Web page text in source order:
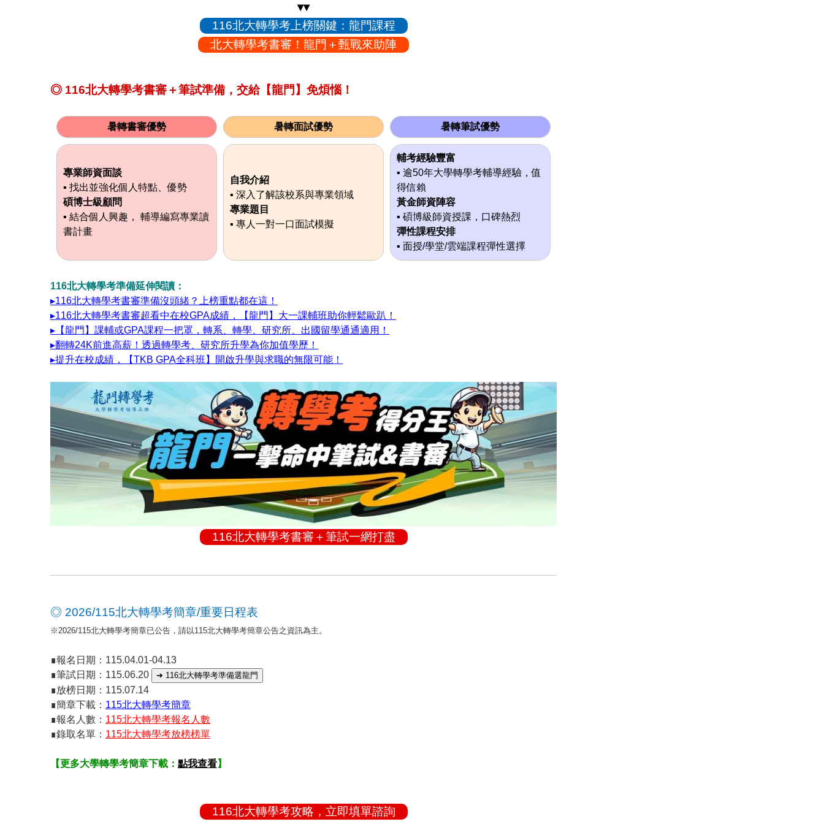
▾▾
116北大轉學考上榜關鍵：龍門課程
北大轉學考書審！龍門＋甄戰來助陣
◎ 116北大轉學考書審＋筆試準備，交給【龍門】免煩惱！
暑轉書審優勢 暑轉面試優勢 暑轉筆試優勢
專業師資面談
▪ 找出並強化個人特點、優勢
碩博士級顧問
▪ 結合個人興趣， 輔導編寫專業讀
書計畫
自我介紹
▪ 深入了解該校系與專業領域
專業題目
▪ 專人一對一口面試模擬
輔考經驗豐富
▪ 逾50年大學轉學考輔導經驗，值
得信賴
黃金師資陣容
▪ 碩博級師資授課，口碑熱烈
彈性課程安排
▪ 面授/學堂/雲端課程彈性選擇
116北大轉學考準備延伸閱讀：
▸116北大轉學考書審準備沒頭緒？上榜重點都在這！
▸116北大轉學考書審超看中在校GPA成績，【龍門】大一課輔班助你輕鬆歐趴！
▸【龍門】課輔或GPA課程一把罩，轉系、轉學、研究所、出國留學通通適用！
▸翻轉24K前進高薪！透過轉學考、研究所升學為你加值學歷！
▸提升在校成績，【TKB GPA全科班】開啟升學與求職的無限可能！
116北大轉學考書審＋筆試一網打盡
◎ 2026/115北大轉學考簡章/重要日程表
※2026/115北大轉學考簡章已公告，請以115北大轉學考簡章公告之資訊為主。
∎報名日期：115.04.01-04.13
∎筆試日期：115.06.20
➜ 116北大轉學考準備選龍門
∎放榜日期：115.07.14
∎簡章下載： 115北大轉學考簡章
∎報名人數： 115北大轉學考報名人數
∎錄取名單： 115北大轉學考放榜榜單
【更多大學轉學考簡章下載： 點我查看】
116北大轉學考攻略，立即填單諮詢